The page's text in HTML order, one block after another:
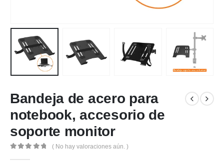
Bandeja de acero para
notebook, accesorio de
soporte monitor
( No hay valoraciones aún. )